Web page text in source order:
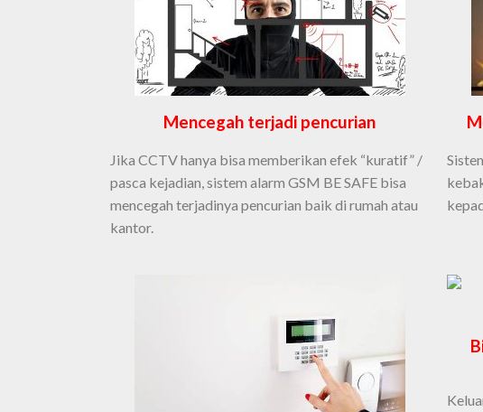
Mencegah terjadi pencurian
Jika CCTV hanya bisa memberikan efek “kuratif” /
pasca kejadian, sistem alarm GSM BE SAFE bisa
mencegah terjadinya pencurian baik di rumah atau
kantor.